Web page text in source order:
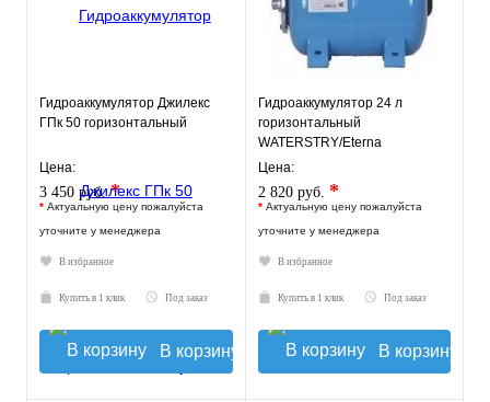
Гидроаккумулятор Джилекс
ГПк 50 горизонтальный
Цена:
3 450 руб.*
* Актуальную цену пожалуйста
уточните у менеджера
В избранное
Купить в 1 клик Под заказ
В корзину
Гидроаккумулятор 24 л
горизонтальный
WATERSTRY/Eterna
Цена:
2 820 руб. *
* Актуальную цену пожалуйста
уточните у менеджера
В избранное
Купить в 1 клик Под заказ
В корзину